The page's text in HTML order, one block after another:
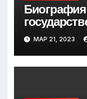
Биография
Андрея
доМАР 21, 2023